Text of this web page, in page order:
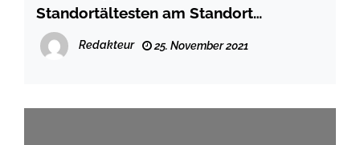
Standortältesten am Standort
Flensburg-Glücksburg
Redakteur 25. November 2021